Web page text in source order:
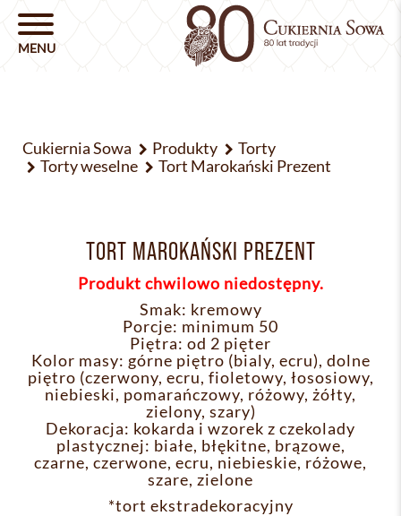
Cukiernia Sowa Produkty
Torty
Torty weselne
Tort Marokański Prezent
TORT MAROKAŃSKI PREZENT
Produkt chwilowo niedostępny.
Smak: kremowy
Porcje: minimum 50
Piętra: od 2 pięter
Kolor masy: górne piętro (bialy, ecru), dolne
piętro (czerwony, ecru, fioletowy, łososiowy,
niebieski, pomarańczowy, różowy, żółty,
zielony, szary)
Dekoracja: kokarda i wzorek z czekolady
plastycznej: białe, błękitne, brązowe,
czarne, czerwone, ecru, niebieskie, różowe,
szare, zielone
*tort ekstradekoracyjny